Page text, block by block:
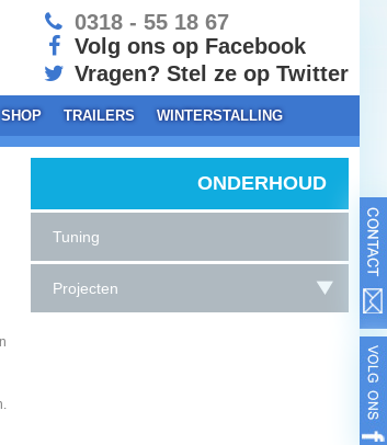
0318 - 55 18 67
Volg ons op Facebook
Vragen? Stel ze op Twitter
SHOP TRAILERS WINTERSTALLING
ONDERHOUD
Tuning
Projecten